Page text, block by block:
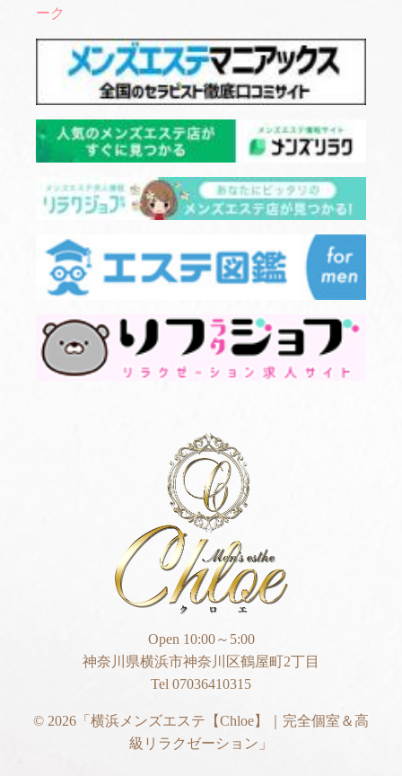
Open 10:00～5:00
神奈川県横浜市神奈川区鶴屋町2丁目
Tel 07036410315
© 2026 「横浜メンズエステ【Chloe】｜完全個室＆高
級リラクゼーション」